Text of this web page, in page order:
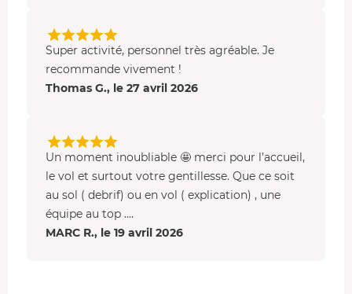
compagnie d'un professionnel de la photo.
Au-dessus des magnifiques panoramas de Marseille et
ses environs, vous apprenez de nouvelles techniques
pour prendre en photo des paysages aériens (Cassis, les
installés dans l'appareil, vous écoutez les conseils du
professionnel etsuivez un cours épatant
. Et si votre
équipement ne le permet pas, vous pourrez louer un
appareil photo performant sur place. Vous avez hâte ?
Super activité, personnel très agréable. Je
recommande vivement !
Thomas G., le 27 avril 2026
Un moment inoubliable 🤩 merci pour l’accueil,
le vol et surtout votre gentillesse. Que ce soit
au sol ( debrif) ou en vol ( explication) , une
équipe au top ....
MARC R., le 19 avril 2026